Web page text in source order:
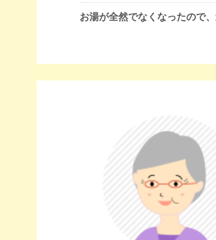
お湯が全然でなくなったので